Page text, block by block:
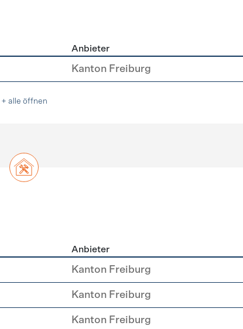
Anbieter
Kanton Freiburg
+ alle öffnen
Anbieter
Kanton Freiburg
Kanton Freiburg
Kanton Freiburg